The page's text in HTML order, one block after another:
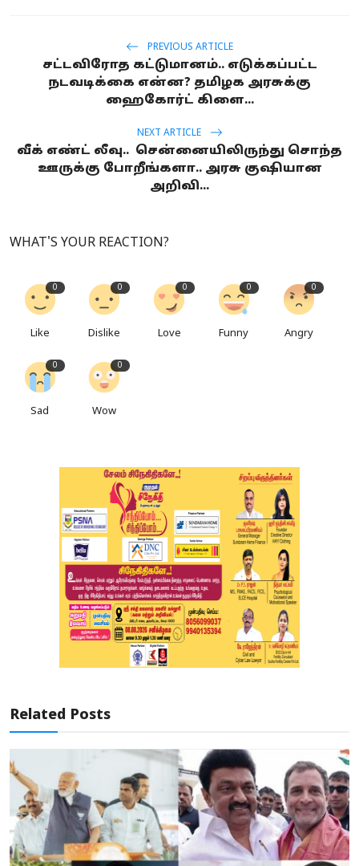
PREVIOUS ARTICLE
சட்டவிரோத கட்டுமானம்.. எடுக்கப்பட்ட
நடவடிக்கை என்ன? தமிழக அரசுக்கு
ஹைகோர்ட் கிளை...
NEXT ARTICLE
வீக் எண்ட் லீவு.. சென்னையிலிருந்து சொந்த
ஊருக்கு போறீங்களா.. அரசு குஷியான
அறிவி...
WHAT'S YOUR REACTION?
0
Like
0
Dislike
0
Love
0
Funny
0
Angry
0
Sad
0
Wow
Related Posts